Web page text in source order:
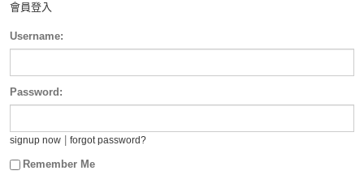
會員登入
Username:
Password:
signup now forgot password?
Remember Me